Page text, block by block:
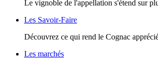
Le vignoble de l'appellation s'étend sur
Les Savoir-Faire
Découvrez ce qui rend le Cognac
Les marchés